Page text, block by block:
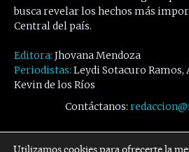
busca revelar los hechos más
Central del país.
Editora: Jhovana Mendoza
Periodistas: Leydi Sotacuro Ramos,
Kevin de los Ríos
Contáctanos:
Utilizamos cookies para ofrecerte la